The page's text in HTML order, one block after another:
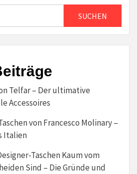
SUCHEN
Telfar – Der ultimative
Accessoires
von Francesco Molinary –
Italien
Taschen Kaum vom
Sind – Die Gründe und